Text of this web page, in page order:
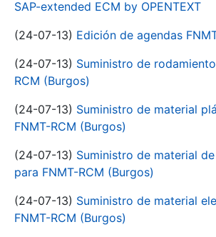
SAP-extended ECM by OPENTEXT
(24-07-13) Edición de agendas
(24-07-13) Suministro de
RCM (Burgos)
(24-07-13) Suministro de material
FNMT-RCM (Burgos)
(24-07-13) Suministro de material
para FNMT-RCM (Burgos)
(24-07-13) Suministro de material
FNMT-RCM (Burgos)